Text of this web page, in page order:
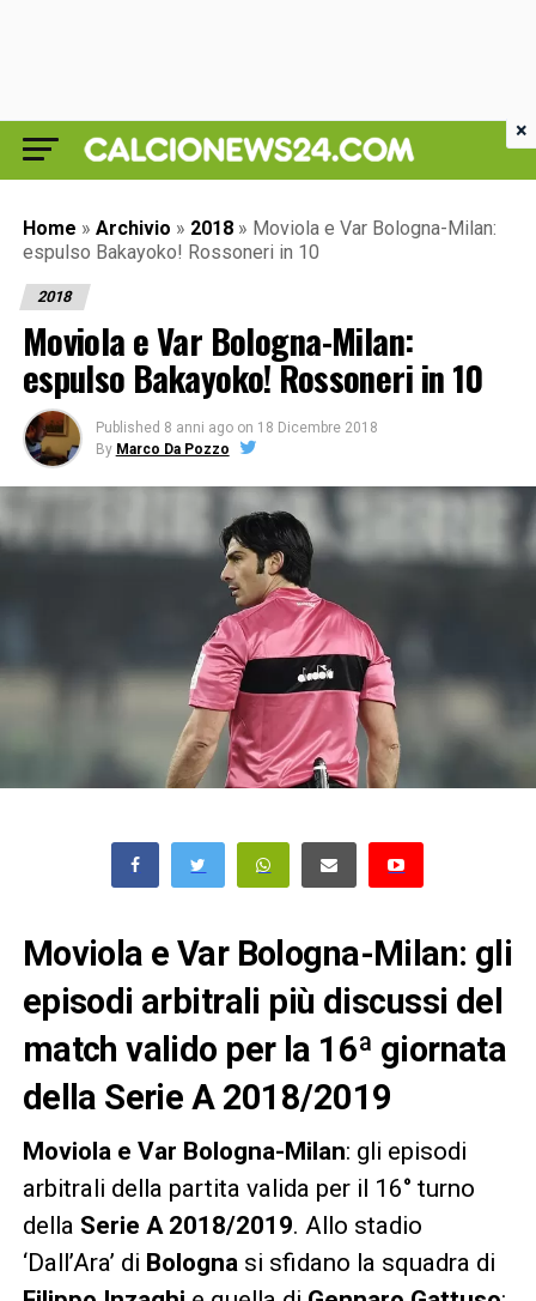
Home » Archivio » 2018 » Moviola e Var Bologna-Milan:
espulso Bakayoko! Rossoneri in 10
2018
Moviola e Var Bologna-Milan:
espulso Bakayoko! Rossoneri in 10
Published 8 anni ago on 18 Dicembre 2018
By Marco Da Pozzo
Moviola e Var Bologna-Milan: gli
episodi arbitrali più discussi del
match valido per la 16ª giornata
della Serie A 2018/2019
Moviola e Var Bologna-Milan: gli episodi
arbitrali della partita valida per il 16° turno
della Serie A 2018/2019. Allo stadio
‘Dall’Ara’ di Bolognasi sfidano la squadra di
×